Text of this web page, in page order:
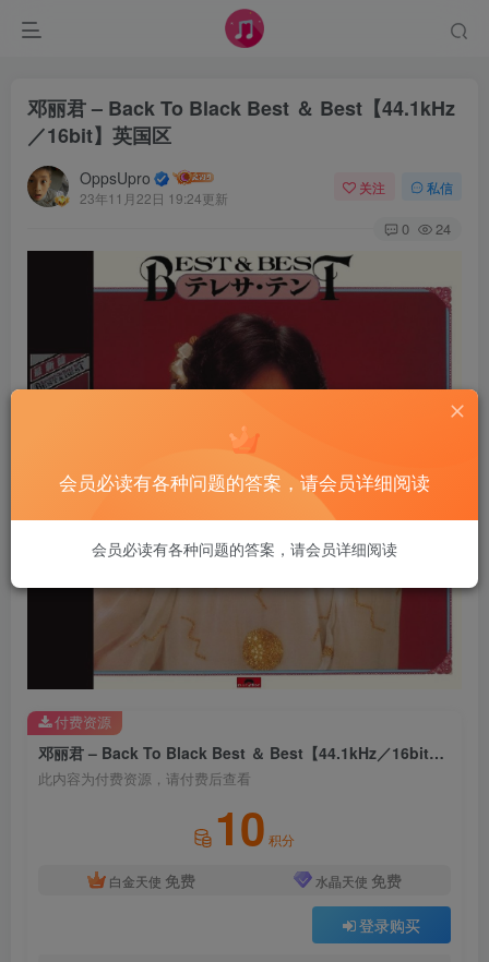
邓丽君 – Back To Black Best ＆ Best【44.1kHz
／16bit】英国区
OppsUpro
23年11月22日 19:24更新
关注 私信
0 24
邓丽君 – Back To Black Best ＆ Best【44.1kHz／16bit】英国区
此内容为付费资源，请付费后查看
10 积分
白金天使 免费 水晶天使 免费
登录购买
付费资源
会员必读有各种问题的答案，请会员详细阅读
会员必读有各种问题的答案，请会员详细阅读